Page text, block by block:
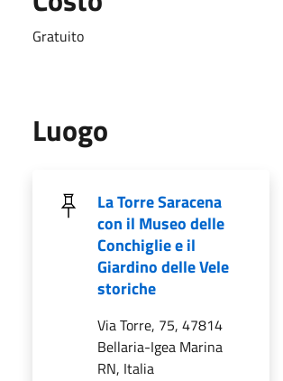
Gratuito
Luogo
La Torre Saracena
con il Museo delle
Conchiglie e il
Giardino delle Vele
storiche
Via Torre, 75, 47814
Bellaria-Igea Marina
RN, Italia